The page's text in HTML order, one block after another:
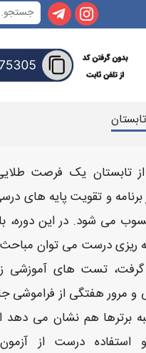
تابستان یک فرصت
برنامهو تقویت پایه های
می شود. در این دوره،
ریزی درست می توان مباحث
گرفت، تست های آموزشی
و مرور هفتگی از فراموشی
برترها هم نشان می دهد
و استفاده درست از